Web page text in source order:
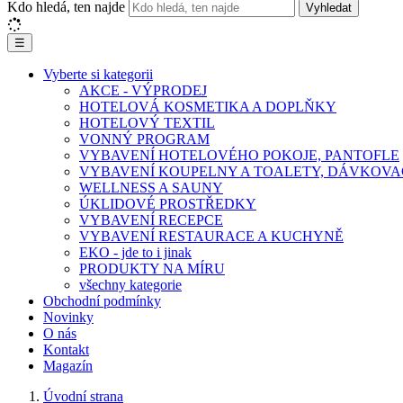
Kdo hledá, ten najde Vyhledat
☰
Vyberte si kategorii
AKCE - VÝPRODEJ
HOTELOVÁ KOSMETIKA A DOPLŇKY
HOTELOVÝ TEXTIL
VONNÝ PROGRAM
VYBAVENÍ HOTELOVÉHO POKOJE, PANTOFLE
VYBAVENÍ KOUPELNY A TOALETY,
WELLNESS A SAUNY
ÚKLIDOVÉ PROSTŘEDKY
VYBAVENÍ RECEPCE
VYBAVENÍ RESTAURACE A KUCHYNĚ
EKO - jde to i jinak
PRODUKTY NA MÍRU
všechny kategorie
Obchodní podmínky
Novinky
O nás
Kontakt
Magazín
Úvodní strana